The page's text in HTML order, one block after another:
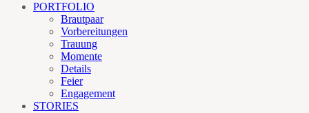
PORTFOLIO
Brautpaar
Vorbereitungen
Trauung
Momente
Details
Feier
Engagement
STORIES